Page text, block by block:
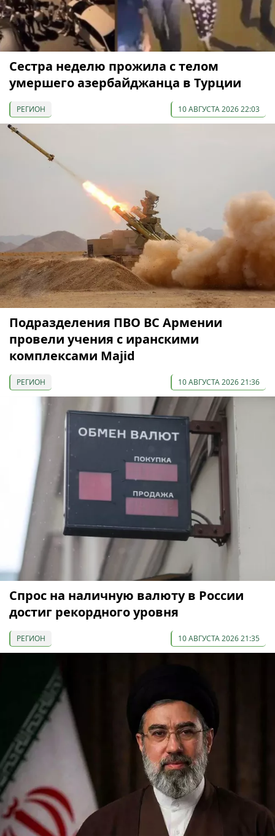
Сестра неделю прожила с телом
умершего азербайджанца в Турции
РЕГИОН 10 АВГУСТА 2026 22:03
Подразделения ПВО ВС Армении
провели учения с иранскими
комплексами Majid
РЕГИОН 10 АВГУСТА 2026 21:36
Спрос на наличную валюту в России
достиг рекордного уровня
РЕГИОН 10 АВГУСТА 2026 21:35